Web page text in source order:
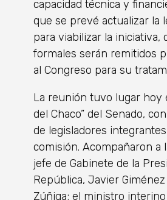
capacidad técnica y
que se prevé actualizar la
para viabilizar la iniciativa,
formales serán remitidos
al Congreso para su
La reunión tuvo lugar hoy
del Chaco” del Senado,
de legisladores
comisión. Acompañaron a
jefe de Gabinete de la
República, Javier Giménez
Zúñiga; el ministro